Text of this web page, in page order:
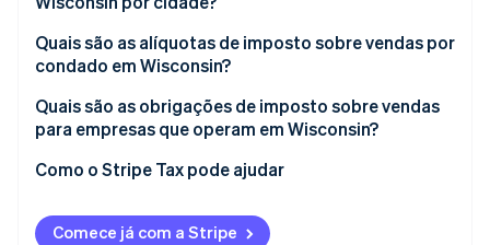
Quais são as alíquotas de imposto sobre vendas por
condado em Wisconsin?
Quais são as obrigações de imposto sobre vendas
para empresas que operam em Wisconsin?
Registro para o imposto sobre vendas
Declaração
Como o Stripe Tax pode ajudar
Comece já com a Stripe